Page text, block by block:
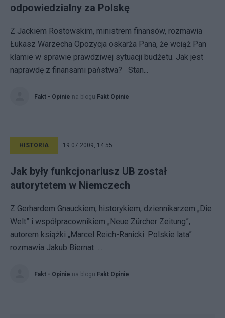
odpowiedzialny za Polskę
Z Jackiem Rostowskim, ministrem finansów, rozmawia
Łukasz Warzecha Opozycja oskarża Pana, że wciąż Pan
kłamie w sprawie prawdziwej sytuacji budżetu. Jak jest
naprawdę z finansami państwa? Stan...
Fakt - Opinie na blogu Fakt Opinie
HISTORIA 19.07.2009, 14:55
Jak były funkcjonariusz UB został
autorytetem w Niemczech
Z Gerhardem Gnauckiem, historykiem, dziennikarzem „Die
Welt” i współpracownikiem „Neue Zürcher Zeitung”,
autorem książki „Marcel Reich-Ranicki. Polskie lata”
rozmawia Jakub Biernat ...
Fakt - Opinie na blogu Fakt Opinie